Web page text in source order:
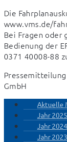
Die
www.vms.de/
Bei Fragen oder
Bedienung der
0371 40008-88
GmbH
Aktuelle
Jahr 2025
Jahr 2024
Jahr 2023